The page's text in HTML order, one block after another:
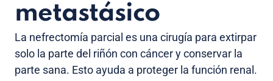
metastásico
La nefrectomía parcial es una cirugía para extirpar
solo la parte del riñón con cáncer y conservar la
parte sana. Esto ayuda a proteger la función renal.